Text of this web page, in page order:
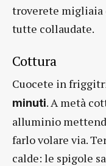
troverete
tutte collaudate.
Cottura
Cuocete in
minuti. A metà
alluminio
farlo volare via.
calde: le spigole